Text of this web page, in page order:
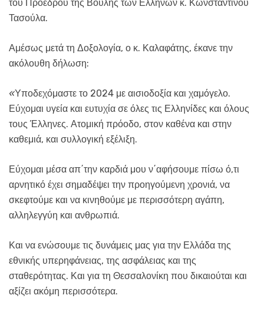
του Προέδρου της Βουλής των Ελλήνων κ. Κωνσταντίνου
Τασούλα.
Αμέσως μετά τη Δοξολογία, ο κ. Καλαφάτης, έκανε την
ακόλουθη δήλωση:
«Υποδεχόμαστε το 2024 με αισιοδοξία και χαμόγελο.
Εύχομαι υγεία και ευτυχία σε όλες τις Ελληνίδες και όλους
τους Έλληνες. Ατομική πρόοδο, στον καθένα και στην
καθεμιά, και συλλογική εξέλιξη.
Εύχομαι μέσα απ΄την καρδιά μου ν΄αφήσουμε πίσω ό,τι
αρνητικό έχει σημαδέψει την προηγούμενη χρονιά, να
σκεφτούμε και να κινηθούμε με περισσότερη αγάπη,
αλληλεγγύη και ανθρωπιά.
Και να ενώσουμε τις δυνάμεις μας για την Ελλάδα της
εθνικής υπερηφάνειας, της ασφάλειας και της
σταθερότητας. Και για τη Θεσσαλονίκη που δικαιούται και
αξίζει ακόμη περισσότερα.